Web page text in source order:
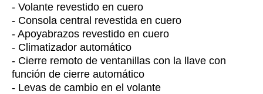
- Volante revestido en cuero
- Consola central revestida en cuero
- Apoyabrazos revestido en cuero
- Climatizador automático
- Cierre remoto de ventanillas con la llave con
función de cierre automático
- Levas de cambio en el volante